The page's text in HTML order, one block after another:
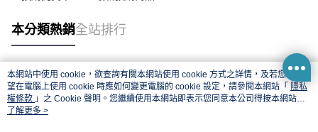
本分類熱銷全站排行
熱門標籤
本網站中使用 cookie，欲查詢有關本網站使用 cookie 方式之詳情，及若您不希
望在電腦上使用 cookie 時應如何變更電腦的 cookie 設定，請參閱本網站「 隱私
權條款 」之 Cookie 聲明。您繼續使用本網站即表示您同意本公司得按本網站使
用條款之 Cookie 聲明使用 cookie。
了解更多 >